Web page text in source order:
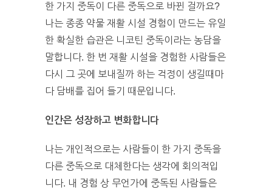
한 가지 중독이 다른 중독으로 바뀐 걸까요?
나는 종종 약물 재활 시설 경험이 만드는 유일
한 확실한 습관은 니코틴 중독이라는 농담을
말합니다. 한 번 재활 시설을 경험한 사람들은
다시 그 곳에 보내질까 하는 걱정이 생길때마
다 담배를 집어 들기 때문입니다.
인간은 성장하고 변화합니다
나는 개인적으로는 사람들이 한 가지 중독을
다른 중독으로 대체한다는 생각에 회의적입
니다. 내 경험 상 무언가에 중독된 사람들은